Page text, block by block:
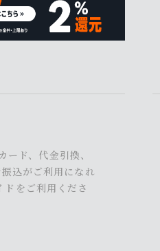
ード、代金引換、
込がご利用になれ
ド をご利用くださ